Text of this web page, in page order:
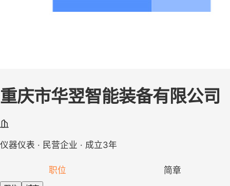
重庆市华翌智能装备有限公司
仪器仪表 · 民营企业 · 成立3年
职位 简章